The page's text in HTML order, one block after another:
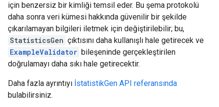
için benzersiz bir kimliği temsil eder. Bu şema protokolü
daha sonra veri kümesi hakkında güvenilir bir şekilde
çıkarılamayan bilgileri iletmek için değiştirilebilir; bu,
StatisticsGen çıktısını daha kullanışlı hale getirecek ve
ExampleValidator bileşeninde gerçekleştirilen
doğrulamayı daha sıkı hale getirecektir.
Daha fazla ayrıntıyı İstatistikGen API referansında
bulabilirsiniz.